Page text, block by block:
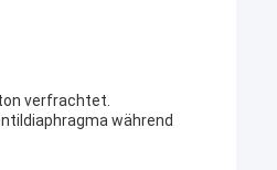
verfrachtet.
während